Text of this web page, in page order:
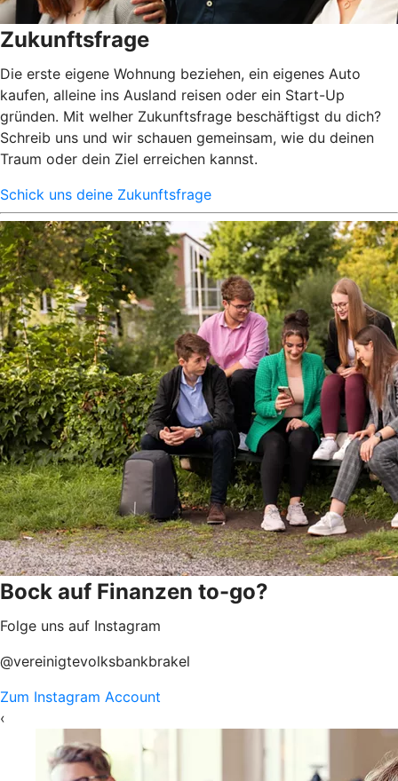
Zukunftsfrage
Die erste eigene Wohnung beziehen, ein eigenes Auto
kaufen, alleine ins Ausland reisen oder ein Start-Up
gründen. Mit welher Zukunftsfrage beschäftigst du dich?
Schreib uns und wir schauen gemeinsam, wie du deinen
Traum oder dein Ziel erreichen kannst.
Schick uns deine Zukunftsfrage
Bock auf Finanzen to-go?
Folge uns auf Instagram
@vereinigtevolksbankbrakel
Zum Instagram Account
‹